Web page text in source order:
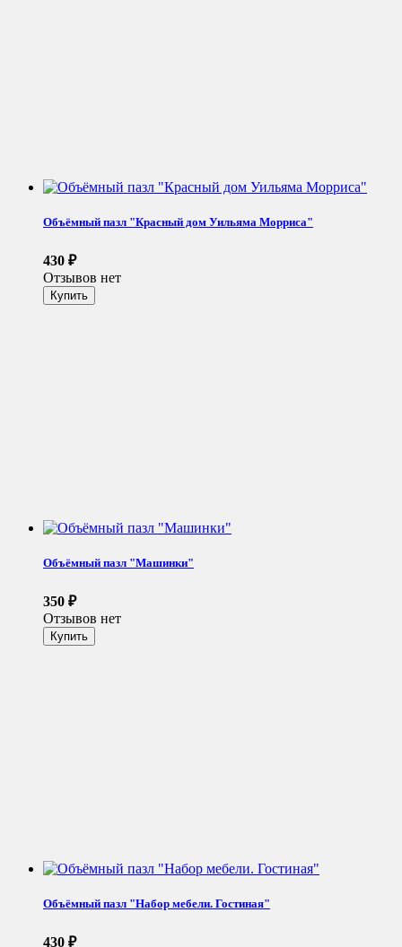
Объёмный пазл "Красный дом Уильяма Морриса"
430 ₽
Отзывов нет
Объёмный пазл "Машинки"
350 ₽
Отзывов нет
Объёмный пазл "Набор мебели. Гостиная"
430 ₽